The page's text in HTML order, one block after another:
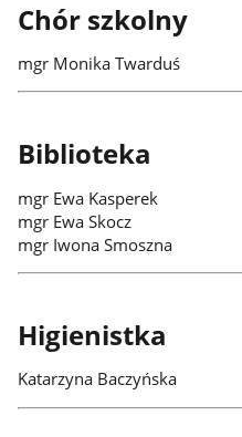
Chór szkolny
mgr Monika Twarduś
Biblioteka
mgr Ewa Kasperek
mgr Ewa Skocz
mgr Iwona Smoszna
Higienistka
Katarzyna Baczyńska